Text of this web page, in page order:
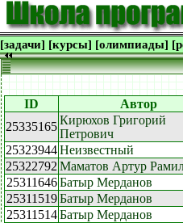
[задачи] [курсы] [олимпиады]
ID Автор
25335165Кирюхов Григорий
Петрович
25323944Неизвестный
25322792 Маматов Артур
25311646 Батыр Мерданов
25311519 Батыр Мерданов
25311514 Батыр Мерданов